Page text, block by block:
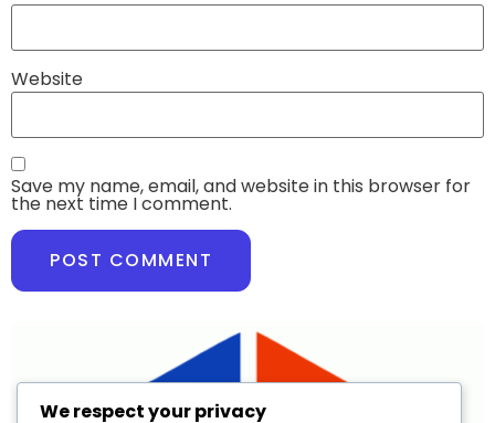
Website
Save my name, email, and website in this browser for
the next time I comment.
We respect your privacy